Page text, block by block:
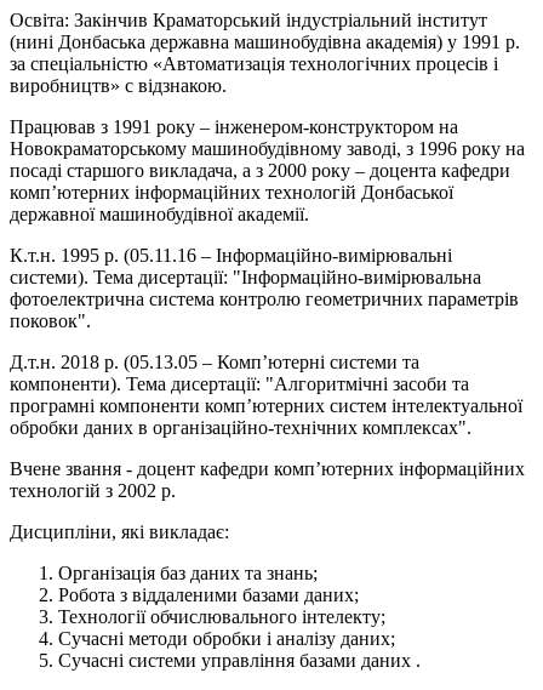
Освіта: Закінчив Краматорський індустріальний інститут
(нині Донбаська державна машинобудівна академія) у 1991 р.
за спеціальністю «Автоматизація технологічних процесів і
виробництв» с відзнакою.
Працював з 1991 року – інженером-конструктором на
Новокраматорському машинобудівному заводі, з 1996 року на
посаді старшого викладача, а з 2000 року – доцента кафедри
комп’ютерних інформаційних технологій Донбаської
державної машинобудівної академії.
К.т.н. 1995 р. (05.11.16 – Інформаційно-вимірювальні
системи). Тема дисертації: "Інформаційно-вимірювальна
фотоелектрична система контролю геометричних параметрів
поковок".
Д.т.н. 2018 р. (05.13.05 – Комп’ютерні системи та
компоненти). Тема дисертації: "Алгоритмічні засоби та
програмні компоненти комп’ютерних систем інтелектуальної
обробки даних в організаційно-технічних комплексах".
Вчене звання - доцент кафедри комп’ютерних інформаційних
технологій з 2002 р.
Дисципліни, які викладає:
Організація баз даних та знань;
Робота з віддаленими базами даних;
Технології обчислювального інтелекту;
Сучасні методи обробки і аналізу даних;
Сучасні системи управління базами даних .